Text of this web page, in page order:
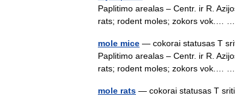
Paplitimo arealas – Centr. ir R.
rats; rodent moles; zokors vok.…
mole mice — cokorai statusas T
Paplitimo arealas – Centr. ir R.
rats; rodent moles; zokors vok.…
mole rats — cokorai statusas T